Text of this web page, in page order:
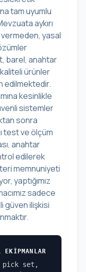
tam uyumlu
aykırı
yasal
barel, anahtar
ürünler
edilmektedir.
kesinlikle
sistemler
sonra
test ve ölçüm
anahtar
edilerek
memnuniyeti
yaptığımız
sadece
güven ilişkisi
EKIPMANLAR
set,